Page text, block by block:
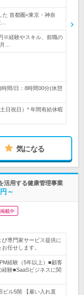
た 首都圏<東京・神奈
※経験やスキル、前職の
…
間/日：8時間00分(休憩
日祝日）* 年間有給休暇
気になる
活用する健康管理事業
～
載中
専門家サービス提供に
任せします。
経験（5年以上）■顧客
験■SaaSビジネスに関
ビル5階 【雇い入れ直